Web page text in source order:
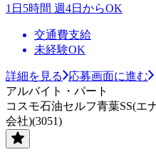
1日5時間 週4日からOK
交通費支給
未経験OK
詳細を見る
応募画面に進む
アルバイト・パート
コスモ石油セルフ青葉SS(エ
会社)(3051)